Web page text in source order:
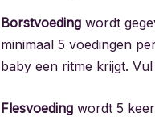
Borstvoeding wordt
minimaal 5 voedingen
baby een ritme krijgt.
Flesvoeding wordt 5